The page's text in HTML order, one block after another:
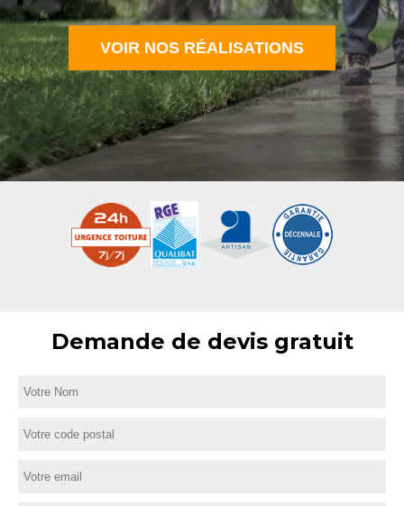
VOIR NOS RÉALISATIONS
Demande de devis gratuit